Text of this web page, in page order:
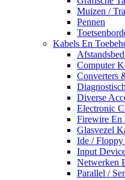
Muizen /
Pennen
Kabels En
Computer
Converters
Diverse
Electronic
Firewire En
Glasvezel
Ide / Floppy
Input
Netwerken
Parallel /